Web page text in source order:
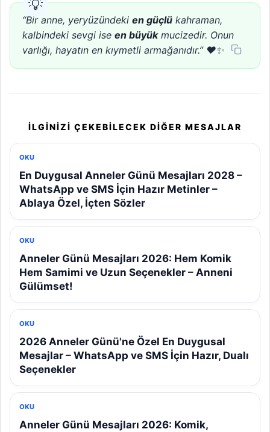
“Bir anne, yeryüzündeki en güçlü kahraman,
kalbindeki sevgi ise en büyükmucizedir. Onun
varlığı, hayatın en kıymetli armağanıdır.” ❤️✨
İLGINIZI ÇEKEBILECEK DIĞER MESAJLAR
OKU
En Duygusal Anneler Günü Mesajları 2028 –
WhatsApp ve SMS İçin Hazır Metinler –
Ablaya Özel, İçten Sözler
OKU
Anneler Günü Mesajları 2026: Hem Komik
Hem Samimi ve Uzun Seçenekler – Anneni
Gülümset!
OKU
2026 Anneler Günü'ne Özel En Duygusal
Mesajlar – WhatsApp ve SMS İçin Hazır, Dualı
Seçenekler
OKU
Anneler Günü Mesajları 2026: Komik,